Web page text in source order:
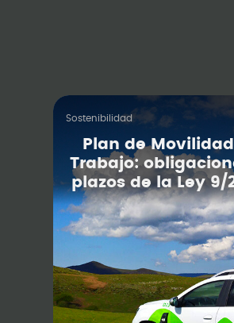
Sostenibilidad
Plan de
Trabajo:
plazos de la Ley 9/